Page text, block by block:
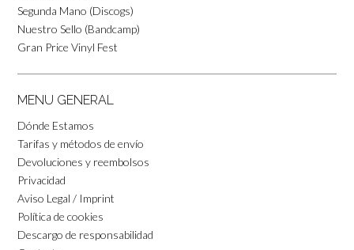
Segunda Mano (Discogs)
Nuestro Sello (Bandcamp)
Gran Price Vinyl Fest
MENU GENERAL
Dónde Estamos
Tarifas y métodos de envío
Devoluciones y reembolsos
Privacidad
Aviso Legal / Imprint
Política de cookies
Descargo de responsabilidad